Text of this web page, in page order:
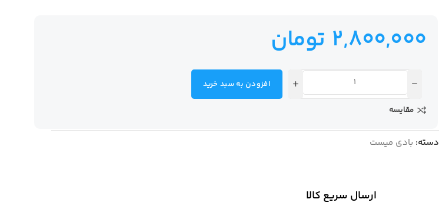
2,800,000 تومان
افزودن به سبد خرید
مقایسه
دسته: بادی میست
ارسال سریع کالا